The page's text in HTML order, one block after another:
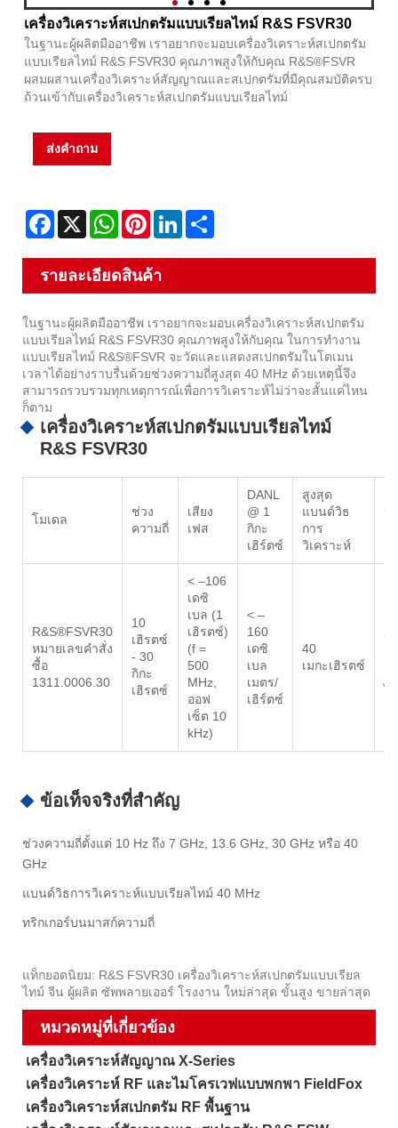
เครื่องวิเคราะห์สเปกตรัมแบบเรียลไทม์ R&S FSVR30
ในฐานะผู้ผลิตมืออาชีพ เราอยากจะมอบเครื่องวิเคราะห์สเปกตรัม
แบบเรียลไทม์ R&S FSVR30 คุณภาพสูงให้กับคุณ R&S®FSVR
ผสมผสานเครื่องวิเคราะห์สัญญาณและสเปกตรัมที่มีคุณสมบัติครบ
ถ้วนเข้ากับเครื่องวิเคราะห์สเปกตรัมแบบเรียลไทม์
ส่งคำถาม
Facebook
X WhatsAppPinterestLinkedIn
รายละเอียดสินค้า
ในฐานะผู้ผลิตมืออาชีพ เราอยากจะมอบเครื่องวิเคราะห์สเปกตรัม
แบบเรียลไทม์ R&S FSVR30 คุณภาพสูงให้กับคุณ ในการทำงาน
แบบเรียลไทม์ R&S®FSVR จะวัดและแสดงสเปกตรัมในโดเมน
เวลาได้อย่างราบรื่นด้วยช่วงความถี่สูงสุด 40 MHz ด้วยเหตุนี้จึง
สามารถรวบรวมทุกเหตุการณ์เพื่อการวิเคราะห์ไม่ว่าจะสั้นแค่ไหน
ก็ตาม
เครื่องวิเคราะห์สเปกตรัมแบบเรียลไทม์
R&S FSVR30
โมเดล
ช่วง
ความถี่
เสียง
เฟส
DANL
@ 1
กิกะ
เฮิร์ตซ์
สูงสุด
แบนด์วิธ
การ
วิเคราะห์
ป
R&S®FSVR30
หมายเลขคำสั่ง
ซื้อ
1311.0006.30
10
เฮิรตซ์
- 30
กิกะ
เฮิรตซ์
< –106
เดซิ
เบล (1
เฮิรตซ์)
(f =
500
MHz,
ออฟ
เซ็ต 10
kHz)
< –
160
เดซิ
เบล
เมตร/
เฮิร์ตซ์
40
เมกะเฮิรตซ์
วิ
ไ
ข้อเท็จจริงที่สำคัญ
ช่วงความถี่ตั้งแต่ 10 Hz ถึง 7 GHz, 13.6 GHz, 30 GHz หรือ 40
GHz
แบนด์วิธการวิเคราะห์แบบเรียลไทม์ 40 MHz
ทริกเกอร์บนมาสก์ความถี่
แท็กยอดนิยม: R&S FSVR30 เครื่องวิเคราะห์สเปกตรัมแบบเรียล
ไทม์ จีน ผู้ผลิต ซัพพลายเออร์ โรงงาน ใหม่ล่าสุด ขั้นสูง ขายล่าสุด
หมวดหมู่ที่เกี่ยวข้อง
เครื่องวิเคราะห์สัญญาณ X-Series
เครื่องวิเคราะห์ RF และไมโครเวฟแบบพกพา FieldFox
เครื่องวิเคราะห์สเปกตรัม RF พื้นฐาน